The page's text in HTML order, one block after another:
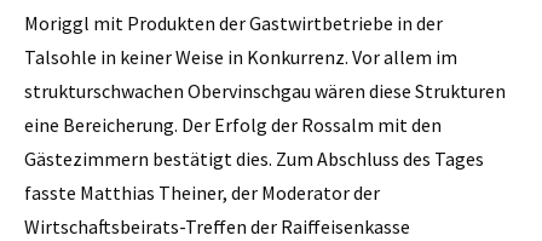
Moriggl mit Produkten der Gastwirtbetriebe in der
Talsohle in keiner Weise in Konkurrenz. Vor allem im
strukturschwachen Obervinschgau wären diese Strukturen
eine Bereicherung. Der Erfolg der Rossalm mit den
Gästezimmern bestätigt dies. Zum Abschluss des Tages
fasste Matthias Theiner, der Moderator der
Wirtschaftsbeirats-Treffen der Raiffeisenkasse